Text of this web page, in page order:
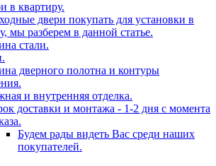
в квартиру.
двери покупать для установки в
мы разберем в данной статье.
стали.
дверного полотна и контуры
и внутренняя отделка.
доставки и монтажа - 1-2 дня с момента
Будем рады видеть Вас среди наших
покупателей.